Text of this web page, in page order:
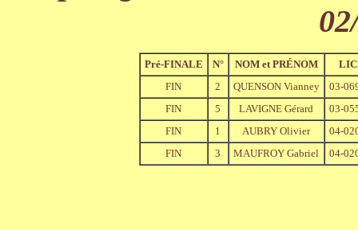
Pré-FINALE N° NOM et PRÉNOM
FIN
2 QUENSON Vianney
03-
FIN
5 LAVIGNE Gérard
03-
FIN
1 AUBRY Olivier
04-
FIN
3 MAUFROY Gabriel 04-